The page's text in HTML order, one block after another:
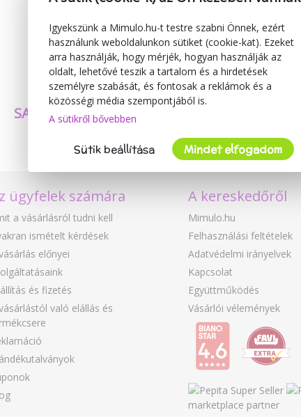
SAJÁT TERMÉKEKET
ügyfelek számára
a vásárlásról tudni kell
ismételt kérdések
előnyei
és fizetés
való elállás és
A kereskedőről
Mimulo.hu
Felhasználási feltételek
Adatvédelmi irányelvek
Kapcsolat
Együttműködés
Vásárlói vélemények
marketplace partner
Igyekszünk a Mimulo.hu-t testre szabni Önnek, ezért
használunk weboldalunkon sütiket (cookie-kat). Ezeket
arra használják, hogy mérjék, hogyan használják az
oldalt, lehetővé teszik a tartalom és a hirdetések
személyre szabását, és fontosak a reklámok és a
közösségi média szempontjából is.
A sütikről bővebben
Sütik beállítása Mindet elfogadom